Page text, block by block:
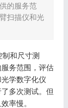
的服务范
扫描仪和光
和尺寸测
务范围，评估
学数字化仪
多次测试。但
率慢。